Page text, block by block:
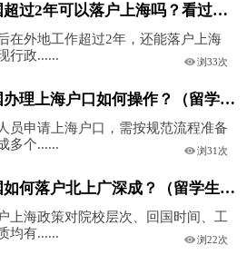
留学回国超过2年可以落户上海吗？看过来（国外留学工作两年回沪落户）
在外地工作超过2年，还能落户上海
行政......
浏33次
留学回国办理上海户口如何操作？（留学回国办理上海户口如何操作呢）
员申请上海户口，需按规范流程准备
多个......
浏31次
留学回国如何落户北上广深成？（留学生落户北上广条件）
上海政策对院校层次、回国时间、工
均有......
浏22次